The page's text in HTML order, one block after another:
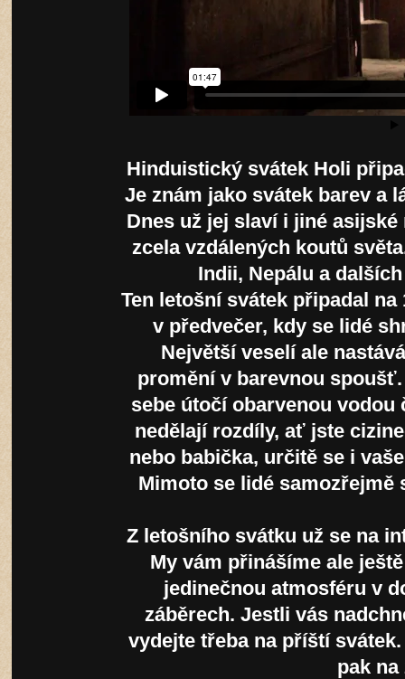
Hinduistický svátek Holi
Je znám jako svátek barev a
Dnes už jej slaví i jiné
zcela vzdálených koutů
Indii, Nepálu a
Ten letošní svátek připadal
v předvečer, kdy se lidé
Největší veselí ale
promění v barevnou
sebe útočí obarvenou
nedělají rozdíly, ať jste
nebo babička, určitě se i
Mimoto se lidé samozřejmě
Z letošního svátku už se na
My vám přinášíme ale
jedinečnou atmosféru v
záběrech. Jestli vás
vydejte třeba na příští
pak na